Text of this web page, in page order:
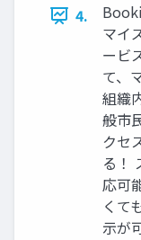
4.
マイ
ービ
て、
組織
般市
クセ
る！
応可
くて
示が